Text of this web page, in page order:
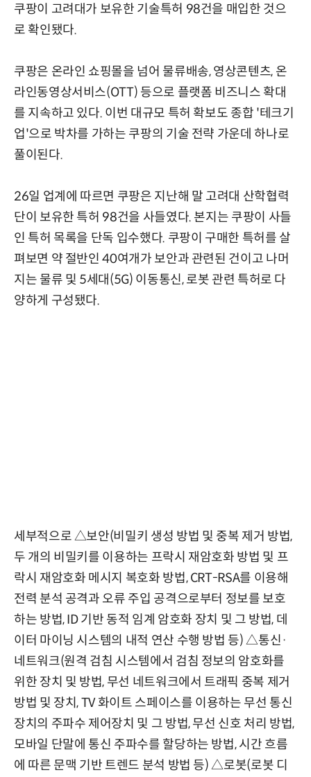
쿠팡이 고려대가 보유한 기술특허 98건을 매입한 것으
로 확인됐다.
쿠팡은 온라인 쇼핑몰을 넘어 물류배송, 영상콘텐츠, 온
라인동영상서비스(OTT) 등으로 플랫폼 비즈니스 확대
를 지속하고 있다. 이번 대규모 특허 확보도 종합 '테크기
업'으로 박차를 가하는 쿠팡의 기술 전략 가운데 하나로
풀이된다.
26일 업계에 따르면 쿠팡은 지난해 말 고려대 산학협력
단이 보유한 특허 98건을 사들였다. 본지는 쿠팡이 사들
인 특허 목록을 단독 입수했다. 쿠팡이 구매한 특허를 살
펴보면 약 절반인 40여개가 보안과 관련된 건이고 나머
지는 물류 및 5세대(5G) 이동통신, 로봇 관련 특허로 다
양하게 구성됐다.
세부적으로 △보안(비밀키 생성 방법 및 중복 제거 방법,
두 개의 비밀키를 이용하는 프락시 재암호화 방법 및 프
락시 재암호화 메시지 복호화 방법, CRT-RSA를 이용해
전력 분석 공격과 오류 주입 공격으로부터 정보를 보호
하는 방법, ID 기반 동적 임계 암호화 장치 및 그 방법, 데
이터 마이닝 시스템의 내적 연산 수행 방법 등) △통신·
네트워크(원격 검침 시스템에서 검침 정보의 암호화를
위한 장치 및 방법, 무선 네트워크에서 트래픽 중복 제거
방법 및 장치, TV 화이트 스페이스를 이용하는 무선 통신
장치의 주파수 제어장치 및 그 방법, 무선 신호 처리 방법,
모바일 단말에 통신 주파수를 할당하는 방법, 시간 흐름
에 따른 문맥 기반 트렌드 분석 방법 등) △로봇(로봇 디